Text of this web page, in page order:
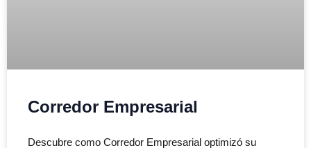
Corredor Empresarial
Descubre como Corredor Empresarial optimizó su